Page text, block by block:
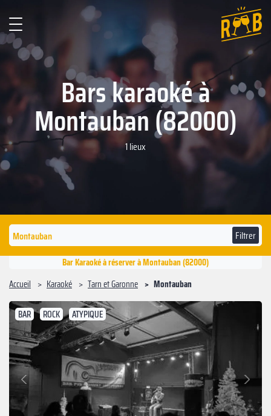
Bars karaoké à
Montauban (82000)
1 lieux
Filtrer
Bar Karaoké à réserver à Montauban (82000)
Accueil
Karaoké Tarn et Garonne Montauban
BAR ROCK ATYPIQUE
Précédent
Suivant